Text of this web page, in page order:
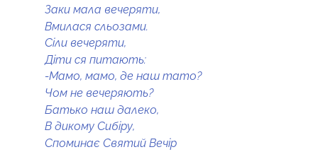
Заки мала вечеряти,
Вмилася сльозами.
Сіли вечеряти,
Діти ся питають:
-Мамо, мамо, де наш тато?
Чом не вечеряють?
Батько наш далеко,
В дикому Сибіру,
Споминає Святий Вечір